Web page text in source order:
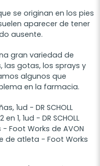
se originan en los pies
aparecer de tener
ausente.
gran variedad de
gotas, los sprays y
algunos que
en la farmacia.
1ud - DR SCHOLL
1, 1ud - DR SCHOLL
Foot Works de AVON
de atleta - Foot Works